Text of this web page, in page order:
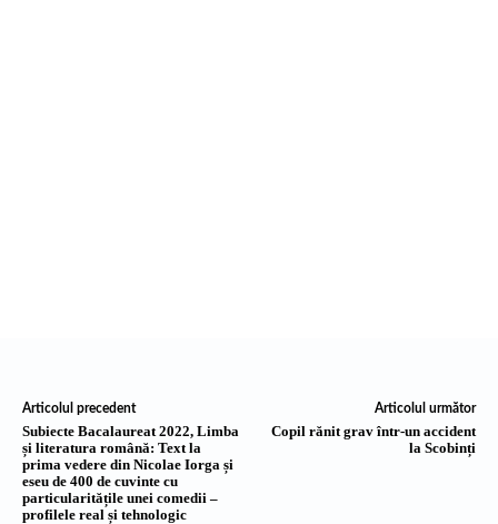
Articolul precedent
Subiecte Bacalaureat 2022, Limba
și literatura română: Text la
prima vedere din Nicolae Iorga și
eseu de 400 de cuvinte cu
particularitățile unei comedii –
profilele real și tehnologic
Articolul următor
Copil rănit grav într-un accident
la Scobinți